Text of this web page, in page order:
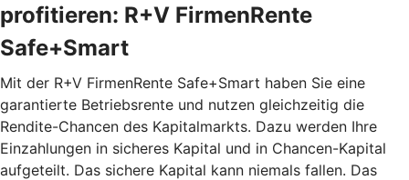
profitieren: R+V FirmenRente
Safe+Smart
Mit der R+V FirmenRente Safe+Smart haben Sie eine
garantierte Betriebsrente und nutzen gleichzeitig die
Rendite-Chancen des Kapitalmarkts. Dazu werden Ihre
Einzahlungen in sicheres Kapital und in Chancen-Kapital
aufgeteilt. Das sichere Kapital kann niemals fallen. Das